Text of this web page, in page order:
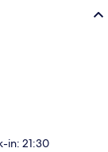
in: 21:30